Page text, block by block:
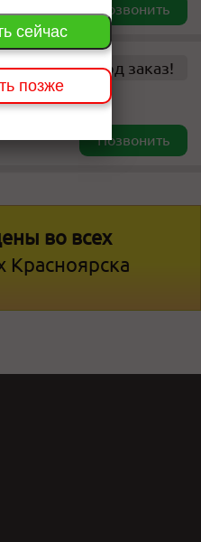
Позвонить
Под заказ!
Позвонить
во всех
Красноярска
сейчас
позже